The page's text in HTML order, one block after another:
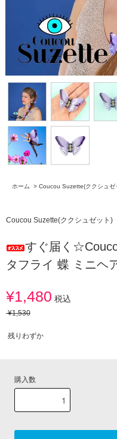
ホーム > Coucou Suzette(ククシュゼ
Coucou Suzette(ククシュゼット)
すぐ届く
タフライ 蝶 ミニヘ
¥1,480 税込
¥1,530
残りわずか
購入数